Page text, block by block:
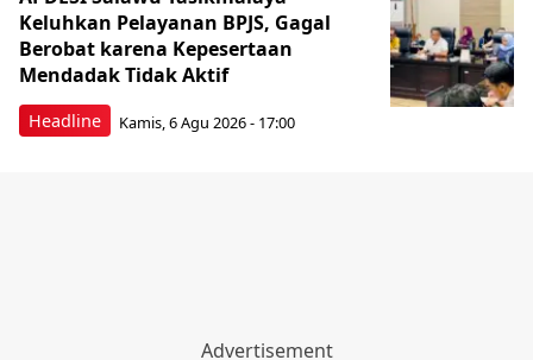
Headline
Keluhkan Pelayanan BPJS, Gagal
Berobat karena Kepesertaan
Mendadak Tidak Aktif
Kamis, 6 Agu 2026 - 17:00